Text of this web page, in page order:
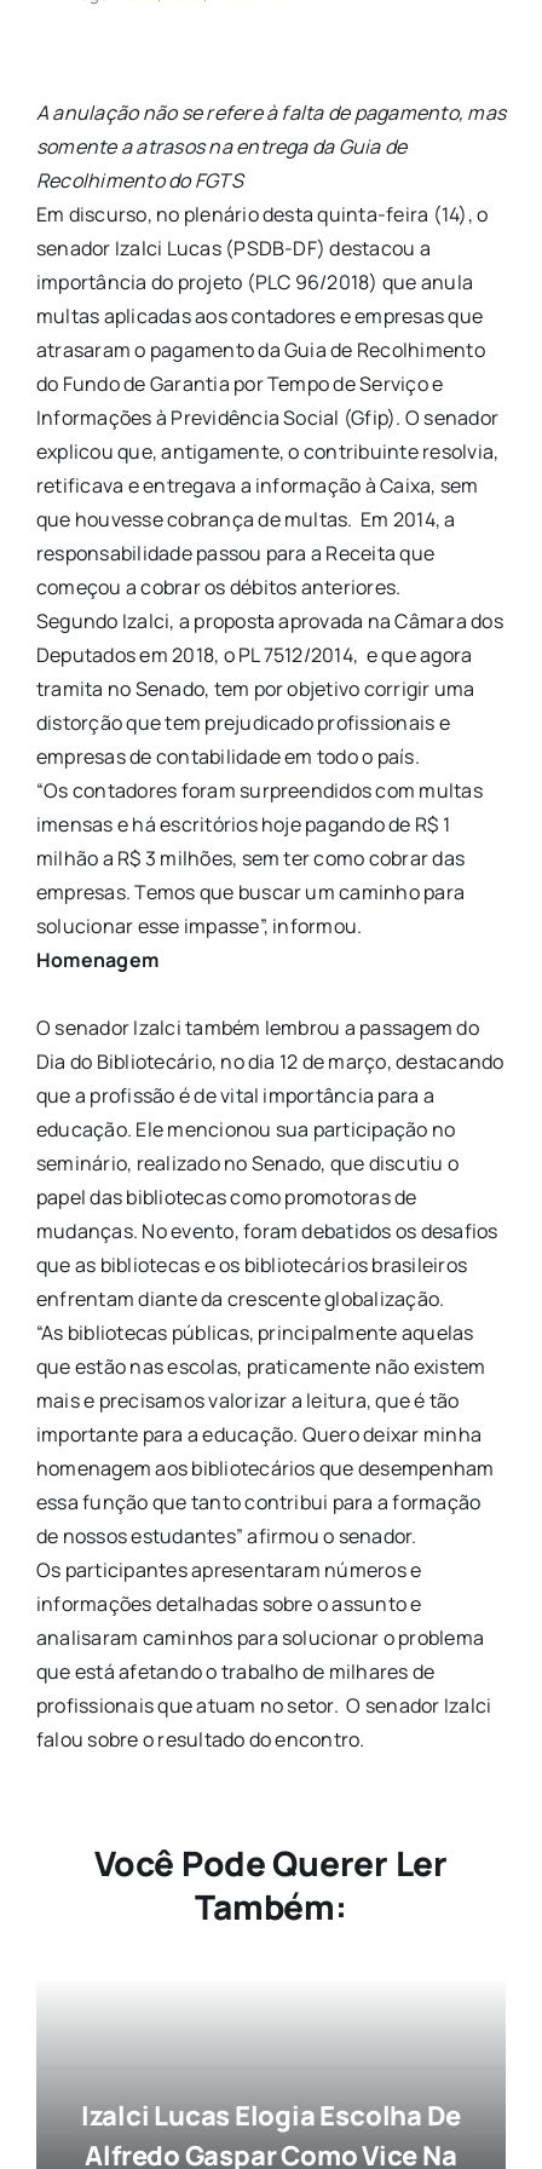
A anulação não se refere à falta de pagamento, mas
somente a atrasos na entrega da Guia de
Recolhimento do FGTS
Em discurso, no plenário desta quinta-feira (14), o
senador Izalci Lucas (PSDB-DF) destacou a
importância do projeto (PLC 96/2018) que anula
multas aplicadas aos contadores e empresas que
atrasaram o pagamento da Guia de Recolhimento
do Fundo de Garantia por Tempo de Serviço e
Informações à Previdência Social (Gfip). O senador
explicou que, antigamente, o contribuinte resolvia,
retificava e entregava a informação à Caixa, sem
que houvesse cobrança de multas. Em 2014, a
responsabilidade passou para a Receita que
começou a cobrar os débitos anteriores.
Segundo Izalci, a proposta aprovada na Câmara dos
Deputados em 2018, o PL 7512/2014, e que agora
tramita no Senado, tem por objetivo corrigir uma
distorção que tem prejudicado profissionais e
empresas de contabilidade em todo o país.
“Os contadores foram surpreendidos com multas
imensas e há escritórios hoje pagando de R$ 1
milhão a R$ 3 milhões, sem ter como cobrar das
empresas. Temos que buscar um caminho para
solucionar esse impasse”, informou.
Homenagem
O senador Izalci também lembrou a passagem do
Dia do Bibliotecário, no dia 12 de março, destacando
que a profissão é de vital importância para a
educação. Ele mencionou sua participação no
seminário, realizado no Senado, que discutiu o
papel das bibliotecas como promotoras de
mudanças. No evento, foram debatidos os desafios
que as bibliotecas e os bibliotecários brasileiros
enfrentam diante da crescente globalização.
“As bibliotecas públicas, principalmente aquelas
que estão nas escolas, praticamente não existem
mais e precisamos valorizar a leitura, que é tão
importante para a educação. Quero deixar minha
homenagem aos bibliotecários que desempenham
essa função que tanto contribui para a formação
de nossos estudantes” afirmou o senador.
Os participantes apresentaram números e
informações detalhadas sobre o assunto e
analisaram caminhos para solucionar o problema
que está afetando o trabalho de milhares de
profissionais que atuam no setor. O senador Izalci
falou sobre o resultado do encontro.
Você Pode Querer Ler
Também:
Izalci Lucas Elogia Escolha De
Alfredo Gaspar Como Vice Na